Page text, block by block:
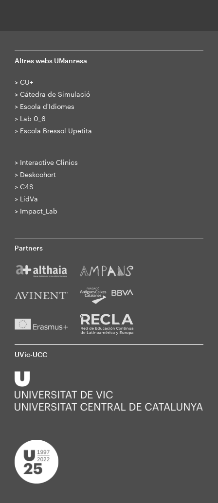
Altres webs UManresa
> CU+
> Cátedra de Simulació
> Escola d'Idiomes
> Lab 0_6
> Escola Bressol Upetita
> Interactive Clinics
> Deskcohort
> C4S
> LidVa
> Impact_Lab
Partners
UVic-UCC